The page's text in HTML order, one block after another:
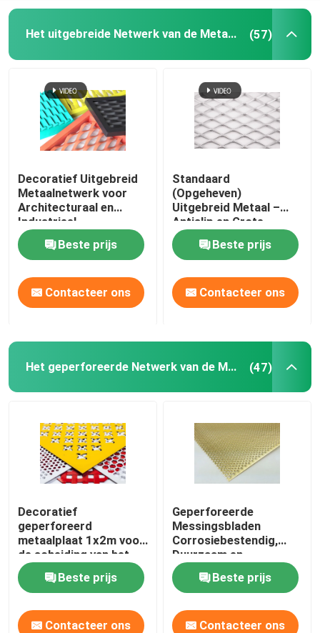
Het uitgebreide Netwerk van de Metaaldraad (57)
Decoratief Uitgebreid
Metaalnetwerk voor
Architecturaal en
Industrieel
Beste prijs
Contacteer ons
Standaard
(Opgeheven)
Uitgebreid Metaal –
Antislip en Grote
Corrosieweerstand
Beste prijs
Contacteer ons
Het geperforeerde Netwerk van de Metaaldraad (47)
Decoratief
geperforeerd
metaalplaat 1x2m voor
de scheiding van het
plafondgevel
Beste prijs
Contacteer ons
Geperforeerde
Messingsbladen
Corrosiebestendig,
Duurzaam en
Esthetisch voor
Architectuur en
Decoratie
Beste prijs
Contacteer ons